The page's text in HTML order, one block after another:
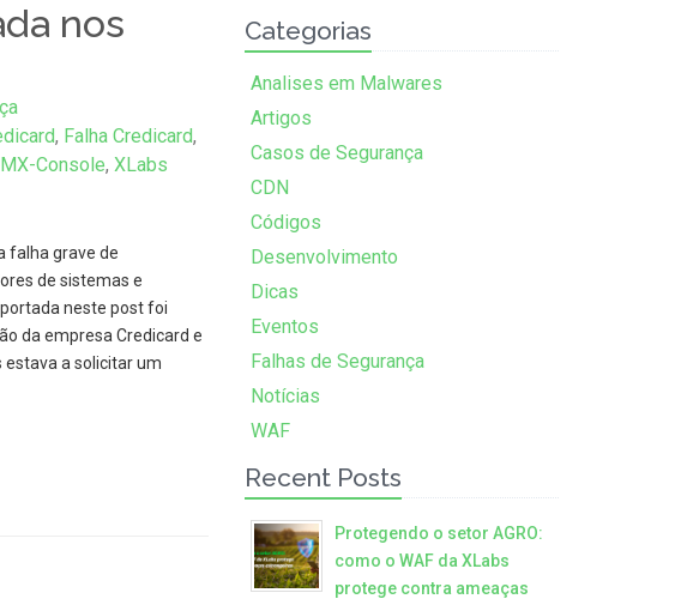
nos
, Falha Credicard,
Console, XLabs
falha grave de
de sistemas e
neste post foi
da empresa Credicard e
estava a solicitar um
Categorias
Analises em Malwares
Artigos
Casos de Segurança
CDN
Códigos
Desenvolvimento
Dicas
Eventos
Falhas de Segurança
Notícias
WAF
Recent Posts
Protegendo o setor AGRO:
como o WAF da XLabs
protege contra ameaças